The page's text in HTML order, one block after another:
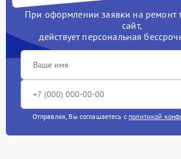
При оформлении заявки на ремонт
сайт,
действует персональная
Отправляя, Вы соглашаетесь с политикой